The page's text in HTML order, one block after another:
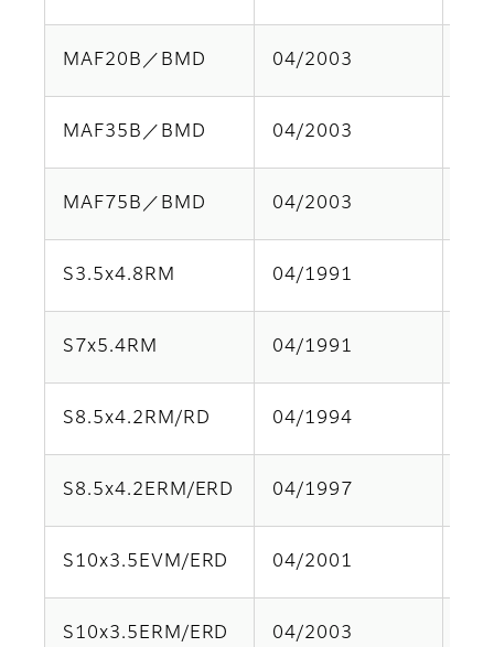
MAF20B／BMD 04/2003
MAF35B／BMD 04/2003
MAF75B／BMD 04/2003
S3.5x4.8RM 04/1991
S7x5.4RM 04/1991
S8.5x4.2RM/RD 04/1994
S8.5x4.2ERM/ERD 04/1997
S10x3.5EVM/ERD 04/2001
S10x3.5ERM/ERD 04/2003